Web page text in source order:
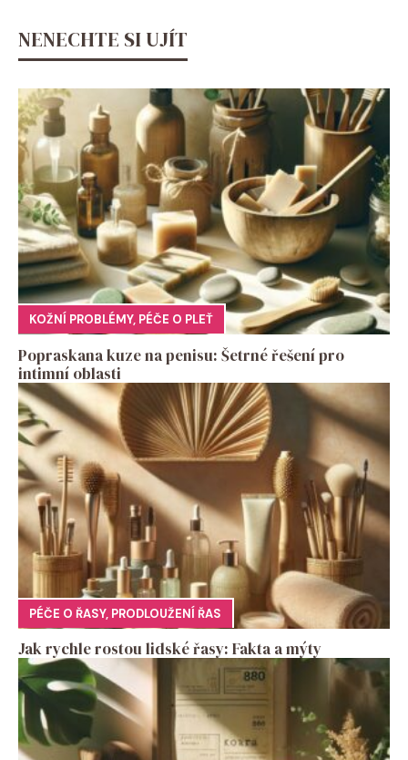
NENECHTE SI UJÍT
KOŽNÍ PROBLÉMY, PÉČE O PLEŤ
Popraskana kuze na penisu: Šetrné řešení pro
intimní oblasti
PÉČE O ŘASY, PRODLOUŽENÍ ŘAS
Jak rychle rostou lidské řasy: Fakta a mýty